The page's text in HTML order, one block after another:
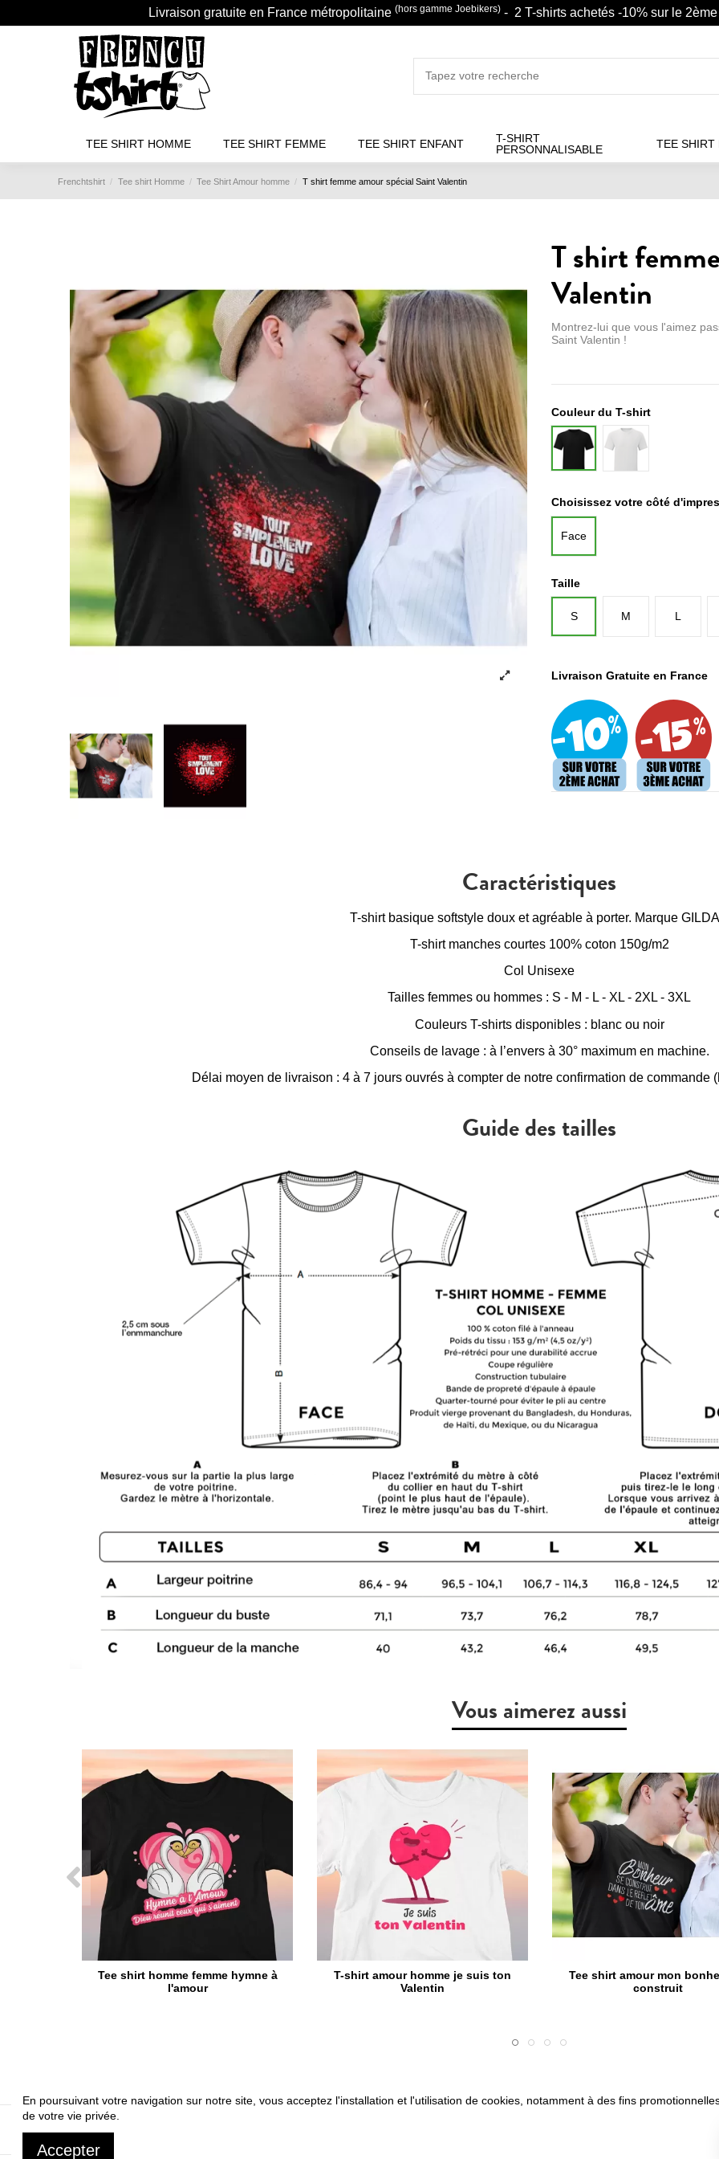
Livraison gratuite en France métropolitaine (hors gamme Joebikers) - 2 T-shirts achetés -10% sur le
TEE SHIRT HOMME TEE SHIRT FEMME TEE SHIRT ENFANT
T-SHIRT
PERSONNALISABLE
TEE SHIRT
Frenchtshirt Tee shirt Homme Tee Shirt Amour homme T shirt femme amour spécial Saint Valentin
T shirt
Valentin
Montrez-lui que vous l'aimez
Saint Valentin !
Couleur du T-shirt
Noir
Blanc
Choisissez votre côté
Face
Taille
S M L
Livraison Gratuite en France
Caractéristiques
T-shirt basique softstyle doux et agréable à porter. Marque
T-shirt manches courtes 100% coton 150g/m2
Col Unisexe
Tailles femmes ou hommes : S - M - L - XL - 2XL - 3XL
Couleurs T-shirts disponibles : blanc ou noir
Conseils de lavage : à l’envers à 30° maximum en machine.
Délai moyen de livraison : 4 à 7 jours ouvrés à compter de notre confirmation de commande
Guide des tailles
Vous aimerez aussi
Tee shirt homme femme hymne à
l'amour
T-shirt amour homme je suis ton
Valentin
Tee shirt amour mon
construit
En poursuivant votre navigation sur notre site, vous acceptez l'installation et l'utilisation de cookies, notamment à des fins
de votre vie privée.
Accepter